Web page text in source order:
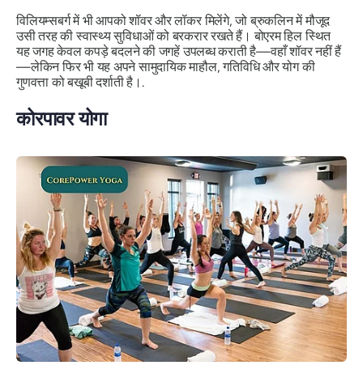
विलियम्सबर्ग में भी आपको शॉवर और लॉकर मिलेंगे, जो ब्रुकलिन में मौजूद
उसी तरह की स्वास्थ्य सुविधाओं को बरकरार रखते हैं। बोएरम हिल स्थित
यह जगह केवल कपड़े बदलने की जगहें उपलब्ध कराती है—वहाँ शॉवर नहीं हैं
—लेकिन फिर भी यह अपने सामुदायिक माहौल, गतिविधि और योग की
गुणवत्ता को बखूबी दर्शाती है।.
कोरपावर योगा